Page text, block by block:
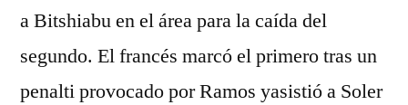
a Bitshiabu en el área para la caída del
segundo. El francés marcó el primero tras un
penalti provocado por Ramos yasistió a Soler